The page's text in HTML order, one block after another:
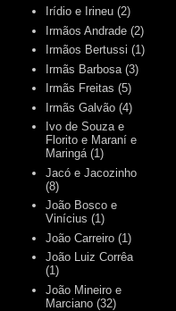
Irídio e Irineu (2)
Irmãos Andrade (2)
Irmãos Bertussi (1)
Irmãs Barbosa (3)
Irmãs Freitas (5)
Irmãs Galvão (4)
Ivo de Souza e
Florito e Maraní e
Maringá (1)
Jacó e Jacozinho
(8)
João Bosco e
Vinícius (1)
João Carreiro (1)
João Luiz Corrêa
(1)
João Mineiro e
Marciano (32)